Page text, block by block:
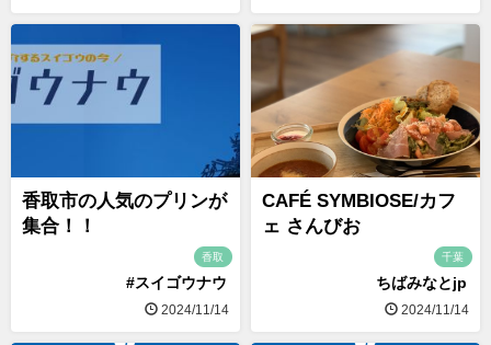
香取市の人気のプリンが
集合！！
香取
#スイゴウナウ
2024/11/14
CAFÉ SYMBIOSE/カフ
ェ さんびお
千葉
ちばみなとjp
2024/11/14